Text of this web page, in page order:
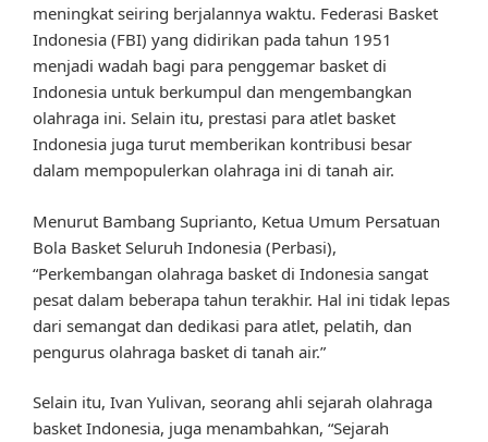
meningkat seiring berjalannya waktu. Federasi Basket
Indonesia (FBI) yang didirikan pada tahun 1951
menjadi wadah bagi para penggemar basket di
Indonesia untuk berkumpul dan mengembangkan
olahraga ini. Selain itu, prestasi para atlet basket
Indonesia juga turut memberikan kontribusi besar
dalam mempopulerkan olahraga ini di tanah air.
Menurut Bambang Suprianto, Ketua Umum Persatuan
Bola Basket Seluruh Indonesia (Perbasi),
“Perkembangan olahraga basket di Indonesia sangat
pesat dalam beberapa tahun terakhir. Hal ini tidak lepas
dari semangat dan dedikasi para atlet, pelatih, dan
pengurus olahraga basket di tanah air.”
Selain itu, Ivan Yulivan, seorang ahli sejarah olahraga
basket Indonesia, juga menambahkan, “Sejarah